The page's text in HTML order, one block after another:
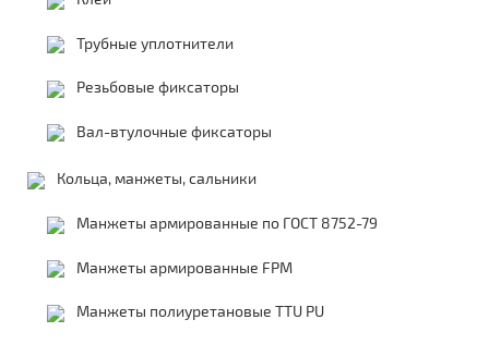
Трубные уплотнители
Резьбовые фиксаторы
Вал-втулочные фиксаторы
Кольца, манжеты, сальники
Манжеты армированные по ГОСТ 8752-79
Манжеты армированные FPM
Манжеты полиуретановые TTU PU